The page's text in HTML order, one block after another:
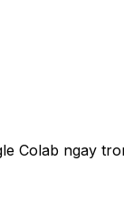
Colab ngay